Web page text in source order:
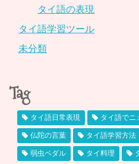
タイ語の表現
タイ語学習ツール
未分類
Tag
タイ語日常表現 タイ語でニ
仏陀の言葉 タイ語学習方法
弱虫ペダル タイ料理